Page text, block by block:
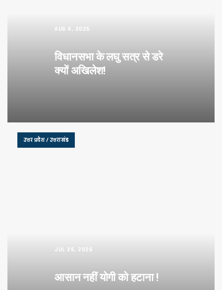
AUG 4, 2026
विधानसभा के लघु सत्र से डरे
क्यों अखिलेश!
उत्तर प्रदेश / उत्तराखंड
JUL 26, 2026
आसान नहीं योगी को हटाना !